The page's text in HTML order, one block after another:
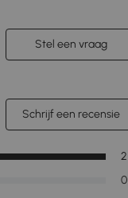
Stel een vraag
Schrijf een recensie
0
2